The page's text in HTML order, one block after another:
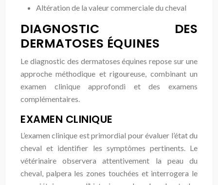
Altération de la valeur commerciale du cheval
DIAGNOSTIC DES
DERMATOSES ÉQUINES
Le diagnostic des dermatoses équines repose sur une
approche méthodique et rigoureuse, combinant un
examen clinique approfondi et des examens
complémentaires.
EXAMEN CLINIQUE
L’examen clinique est primordial pour évaluer l’état du
cheval et identifier les symptômes pertinents. Le
vétérinaire observera attentivement la peau du
cheval, palpera les zones touchées et interrogera le